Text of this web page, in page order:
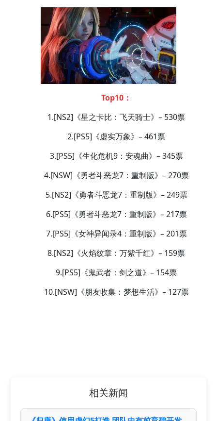
Top10：
1.[NS2]《星之卡比：飞天骑士》– 530票
2.[PS5]《虚实万象》– 461票
3.[PS5]《生化危机9：安魂曲》– 345票
4.[NSW]《勇者斗恶龙7：重制版》– 270票
5.[NS2]《勇者斗恶龙7：重制版》– 249票
6.[PS5]《勇者斗恶龙7：重制版》– 217票
7.[PS5]《女神异闻录4：重制版》– 201票
8.[NS2]《火焰纹章：万紫千红》– 159票
9.[PS5]《鬼武者：剑之道》– 154票
10.[NSW]《朋友收集：梦想生活》– 127票
相关新闻